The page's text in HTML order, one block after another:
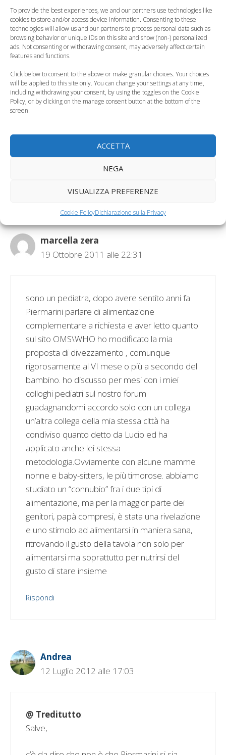
To provide the best experiences, we and our partners use technologies like
cookies to store and/or access device information. Consenting to these
technologies will allow us and our partners to process personal data such as
browsing behavior or unique IDs on this site and show (non-) personalized
ads. Not consenting or withdrawing consent, may adversely affect certain
features and functions.
Click below to consent to the above or make granular choices. Your choices
will be applied to this site only. You can change your settings at any time,
including withdrawing your consent, by using the toggles on the Cookie
Policy, or by clicking on the manage consent button at the bottom of the
screen.
ACCETTA
NEGA
VISUALIZZA PREFERENZE
Cookie PolicyDichiarazione sulla Privacy
dell’autosvezzamento (quello di Piermarini)
non consiglia, anzi ritiene inutile, l’introduzione
di un cibo alla volta per evitare problemi di
allergie/intolleranze – addirittura, più
recentemente, il pediatra ha affermato che nei
bambini con familiarità allergica è consigliabile
introdurre prima i cibi più a rischio! Esistono
però correnti di pensiero più caute che un po’
marcella zera
19 Ottobre 2011 alle 22:31
sono un pediatra, dopo avere sentito anni fa
Piermarini parlare di alimentazione
complementare a richiesta e aver letto quanto
sul sito OMS\WHO ho modificato la mia
proposta di divezzamento , comunque
rigorosamente al VI mese o più a secondo del
bambino. ho discusso per mesi con i miei
colloghi pediatri sul nostro forum
guadagnandomi accordo solo con un collega.
un’altra collega della mia stessa città ha
condiviso quanto detto da Lucio ed ha
applicato anche lei stessa
metodologia.Ovviamente con alcune mamme
nonne e baby-sitters, le più timorose. abbiamo
studiato un “connubio” fra i due tipi di
alimentazione, ma per la maggior parte dei
genitori, papà compresi, è stata una rivelazione
e uno stimolo ad alimentarsi in maniera sana,
ritrovando il gusto della tavola non solo per
alimentarsi ma soprattutto per nutrirsi del
gusto di stare insieme
Rispondi
Andrea
12 Luglio 2012 alle 17:03
@ Treditutto:
Salve,